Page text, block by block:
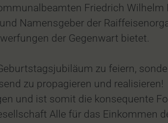
Friedrich Wilhelm
Namensgeber der
der Gegenwart bietet.
zu feiern,
zu propagieren und realisieren!
und ist somit die konsequente
Alle für das Einkommen